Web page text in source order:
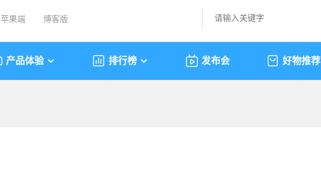
苹果端 博客版
产品体验 排行榜 发布会 好物推荐